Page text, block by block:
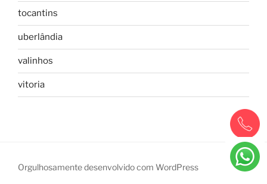
tocantins
uberlândia
valinhos
vitoria
Orgulhosamente desenvolvido com WordPress